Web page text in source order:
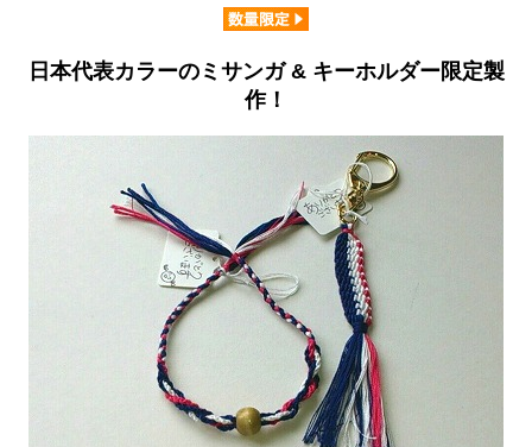
日本代表カラーのミサンガ & キーホルダー限定製
作！